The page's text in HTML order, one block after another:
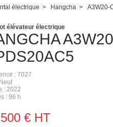
électrique Hangcha A3W20-
élévateur électrique
7027
Neuf
2022
96 h
€ HT